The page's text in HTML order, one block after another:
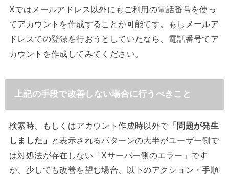
Xではメールアドレス以外にもご利用の電話番号を使っ
てアカウントを作成することが可能です。もしメールア
ドレスでの登録を行おうとしていたなら、電話番号でア
カウントを作成してみてください。
上記の手段で改善しない場合に行うべきこと
検索時、もしくはアカウント作成時以外で 「問題が発生
しました」
と表示されるパターンの大半がユーザー側で
は対処法が存在しない「Xサーバー側のエラー」です
が、少しでも改善を望む場合、以下のアクション・手順